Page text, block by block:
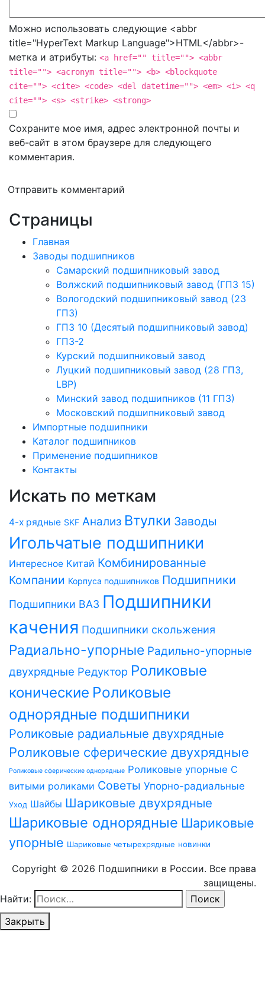
Можно использовать следующие <abbr
title="HyperText Markup Language">HTML</abbr>-
метка и атрибуты: <a href="" title=""> <abbr
title=""> <acronym title=""> <b> <blockquote
cite=""> <cite> <code> <del datetime=""> <em> <i> <q
cite=""> <s> <strike> <strong>
Сохраните мое имя, адрес электронной почты и
веб-сайт в этом браузере для следующего
комментария.
Отправить комментарий
Страницы
Главная
Заводы подшипников
Cамарский подшипниковый завод
Волжский подшипниковый завод (ГПЗ 15)
Вологодский подшипниковый завод (23
ГПЗ)
ГПЗ 10 (Десятый подшипниковый завод)
ГПЗ-2
Курский подшипниковый завод
Луцкий подшипниковый завод (28 ГПЗ,
LBP)
Минский завод подшипников (11 ГПЗ)
Московский подшипниковый завод
Импортные подшипники
Каталог подшипников
Применение подшипников
Контакты
Искать по меткам
4-х рядные SKF Анализ Втулки Заводы
Игольчатые подшипники
Интересное Китай Комбинированные
Компании Корпуса подшипников Подшипники
Подшипники ВАЗ Подшипники
качения Подшипники скольжения
Радиально-упорные Радильно-упорные
двухрядные Редуктор Роликовые
конические Роликовые
однорядные подшипники
Роликовые радиальные двухрядные
Роликовые сферические двухрядные
Роликовые сферические однорядные Роликовые упорные С
витыми роликами Советы Упорно-радиальные
Уход Шайбы Шариковые двухрядные
Шариковые однорядные Шариковые
упорные Шариковые четырехрядные новинки
Copyright © 2026 Подшипники в России. Все права
защищены.
Найти:
Закрыть